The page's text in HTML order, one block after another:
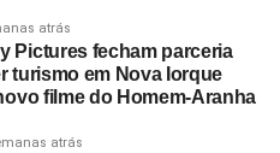
atrás
Pictures fecham parceria
turismo em Nova Iorque
filme do Homem-Aranha
atrás